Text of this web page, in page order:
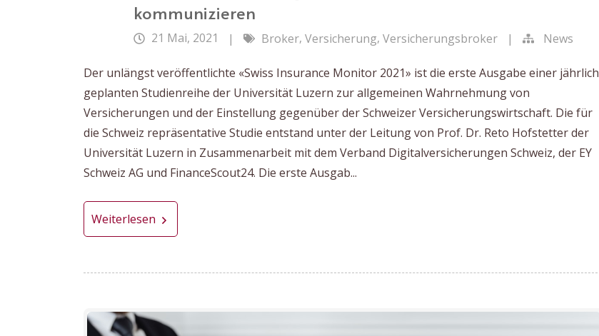
kommunizieren
21 Mai, 2021 | Broker, Versicherung, Versicherungsbroker | News
Der unlängst veröffentlichte «Swiss Insurance Monitor 2021» ist die erste Ausgabe einer jährlich
geplanten Studienreihe der Universität Luzern zur allgemeinen Wahrnehmung von
Versicherungen und der Einstellung gegenüber der Schweizer Versicherungswirtschaft. Die für
die Schweiz repräsentative Studie entstand unter der Leitung von Prof. Dr. Reto Hofstetter der
Universität Luzern in Zusammenarbeit mit dem Verband Digitalversicherungen Schweiz, der EY
Schweiz AG und FinanceScout24. Die erste Ausgab...
Weiterlesen